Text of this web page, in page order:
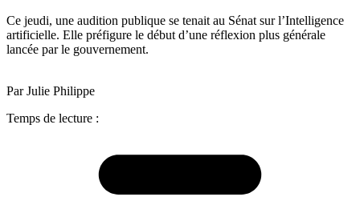
Ce jeudi, une audition publique se tenait au Sénat sur l’Intelligence
artificielle. Elle préfigure le début d’une réflexion plus générale
lancée par le gouvernement.
Par Julie Philippe
Temps de lecture :